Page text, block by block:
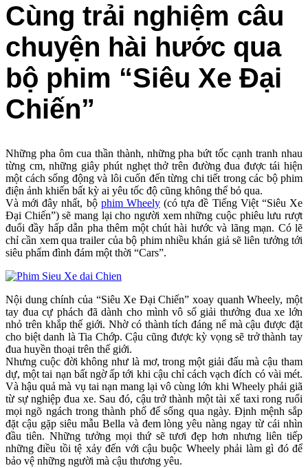
Cùng trải nghiệm câu
chuyện hài hước qua
bộ phim “Siêu Xe Đại
Chiến”
Những pha ôm cua thần thành, những pha bứt tốc cạnh tranh nhau
từng cm, những giây phút nghẹt thở trên đường đua được tái hiện
một cách sống động và lôi cuốn đến từng chi tiết trong các bộ phim
điện ảnh khiến bất kỳ ai yêu tốc độ cũng không thể bỏ qua.
Và mới đây nhất, bộ phim Wheely(có tựa đề Tiếng Việt “Siêu Xe
Đại Chiến”) sẽ mang lại cho người xem những cuộc phiêu lưu rượt
đuổi đầy hấp dẫn pha thêm một chút hài hước và lãng mạn. Có lẽ
chỉ cần xem qua trailer của bộ phim nhiều khán giả sẽ liên tưởng tới
siêu phẩm đình đám một thời “Cars”.
Nội dung chính của “Siêu Xe Đại Chiến” xoay quanh Wheely, một
tay đua cự phách đã dành cho mình vô số giải thưởng đua xe lớn
nhỏ trên khắp thế giới. Nhờ có thành tích đáng nể mà cậu được đặt
cho biệt danh là Tia Chớp. Cậu cũng được kỳ vọng sẽ trở thành tay
đua huyền thoại trên thế giới.
Nhưng cuộc đời không như là mơ, trong một giải đấu mà cậu tham
dự, một tai nạn bất ngờ ấp tới khi cậu chỉ cách vạch đích có vài mét.
Và hậu quả mà vụ tai nạn mang lại vô cùng lớn khi Wheely phải giã
từ sự nghiệp đua xe. Sau đó, cậu trở thành một tài xế taxi rong ruổi
mọi ngõ ngách trong thành phố để sống qua ngày. Định mệnh sắp
đặt cậu gặp siêu mẫu Bella và đem lòng yêu nàng ngay từ cái nhìn
đầu tiên. Những tưởng mọi thứ sẽ tươi đẹp hơn nhưng liên tiếp
những điều tồi tệ xảy đến với cậu buộc Wheely phải làm gì đó để
bảo vệ những người mà cậu thương yêu.